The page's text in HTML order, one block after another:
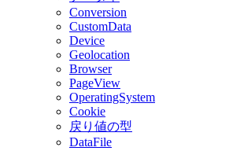
Conversion
CustomData
Device
Geolocation
Browser
PageView
OperatingSystem
Cookie
戻り値の型
DataFile